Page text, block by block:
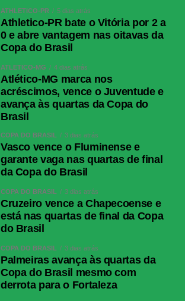
ATHLETICO-PR 5 dias atrás
Athletico-PR bate o Vitória por 2 a
0 e abre vantagem nas oitavas da
Copa do Brasil
ATLÉTICO-MG 4 dias atrás
Atlético-MG marca nos
acréscimos, vence o Juventude e
avança às quartas da Copa do
Brasil
COPA DO BRASIL 3 dias atrás
Vasco vence o Fluminense e
garante vaga nas quartas de final
da Copa do Brasil
COPA DO BRASIL 3 dias atrás
Cruzeiro vence a Chapecoense e
está nas quartas de final da Copa
do Brasil
COPA DO BRASIL 3 dias atrás
Palmeiras avança às quartas da
Copa do Brasil mesmo com
derrota para o Fortaleza